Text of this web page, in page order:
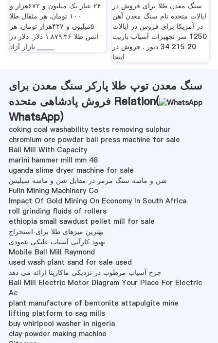
۲۴ عیار یک میلیون و ۶۷۲هزار و
۱۰۰ تومان. هر مثقال طلا
۵میلیون و ۴۲۷هزار تومان. هر
انس طلا ۱.۸۷۹.۳۶ دلار. دلار در
سنگ معدن طلا برای فروش در
ایالات متحده نام سنگ معدن آهن
در آمریکا برای فروش در ایالات
1250 سر تجهیزات آسیاب باریت
20 215 34 دنور . فروش در
اینجا
سنگ معدن توپ طلا پارکر سنگ معدن برای
فروش پادشاهی متحده Relation(
WhatsApp)
coking coal washability tests removing sulphur
chromium ore powder ball press machine for sale
Ball Mill With Capacity
marini hammer mill mm 48
uganda slime dryer machine for sale
شن و ماسه سنگ مرمر در مقابل شن و ماسه سیلیس
Fulin Mining Machinery Co
Impact Of Gold Mining On Economy In South Africa
roll grinding fluids of rollers
ethiopia small sawdust pellet mill for sale
بهترین میزهای طلا برای استخراج
بهبود کارآیی آسیاب غلتکی عمودی
Mobile Ball Mill Raymond
used wash plant sand for sale used
چرخ آسیاب مرطوب در نزدیکی ماکارپتا ارائه می دهد
Ball Mill Electric Motor Diagram Your Place For Electric
Ac
plant manufacture of bentonite attapulgite mine
lifting platform to sag mills
buy whirlpool washer in nigeria
clay powder making machine